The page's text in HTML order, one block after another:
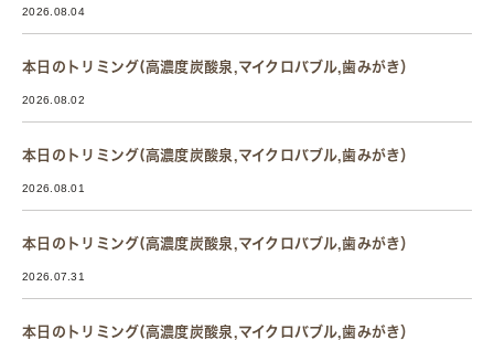
2026.08.04
本日のトリミング(高濃度炭酸泉,マイクロバブル,歯みがき）
2026.08.02
本日のトリミング(高濃度炭酸泉,マイクロバブル,歯みがき）
2026.08.01
本日のトリミング(高濃度炭酸泉,マイクロバブル,歯みがき）
2026.07.31
本日のトリミング(高濃度炭酸泉,マイクロバブル,歯みがき）